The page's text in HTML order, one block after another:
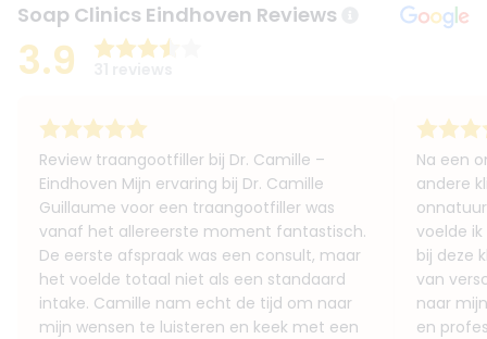
Soap Clinics Eindhoven Reviews
3.9
Review traangootfiller bij Dr. Camille –
Eindhoven Mijn ervaring bij Dr. Camille
Guillaume voor een traangootfiller was
vanaf het allereerste moment fantastisch.
De eerste afspraak was een consult, maar
het voelde totaal niet als een standaard
intake. Camille nam echt de tijd om naar
mijn wensen te luisteren en keek met een
Na een
andere
voelde
bij deze
van
naar
en